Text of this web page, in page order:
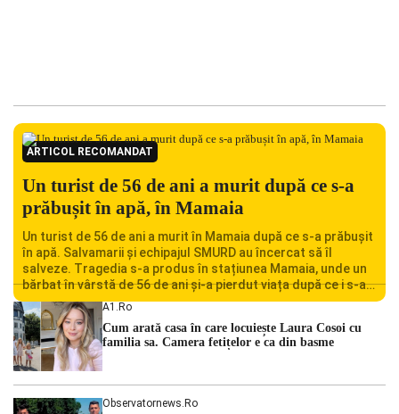
ARTICOL RECOMANDAT
Un turist de 56 de ani a murit după ce s-a
prăbușit în apă, în Mamaia
Un turist de 56 de ani a murit în Mamaia după ce s-a prăbușit
în apă. Salvamarii și echipajul SMURD au încercat să îl
salveze. Tragedia s-a produs în stațiunea Mamaia, unde un
bărbat în vârstă de 56 de ani și-a pierdut viața după ce i s-a
făcut rău în timp ce se afla în […]
A1.ro
Cum arată casa în care locuiește Laura Cosoi cu
familia sa. Camera fetițelor e ca din basme
Observatornews.ro